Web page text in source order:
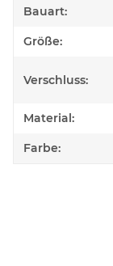
Bauart:
Größe:
Verschluss:
Material:
Farbe: